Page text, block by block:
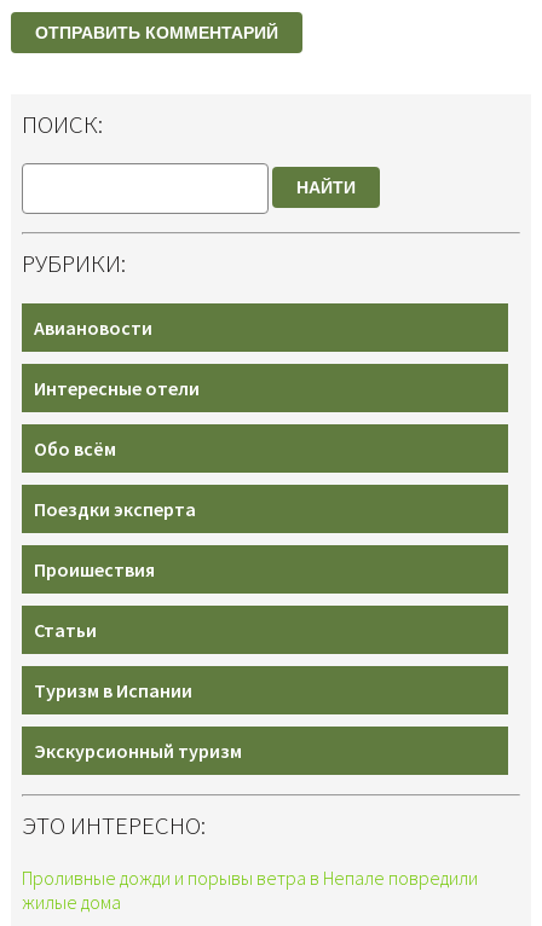
ПОИСК:
НАЙТИ
РУБРИКИ:
Авиановости
Интересные отели
Обо всём
Поездки эксперта
Проишествия
Статьи
Туризм в Испании
Экскурсионный туризм
ЭТО ИНТЕРЕСНО:
Проливные дожди и порывы ветра в Непале повредили
жилые дома